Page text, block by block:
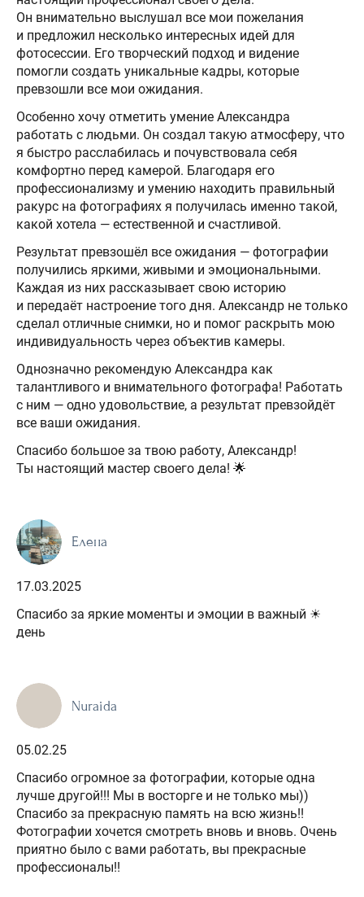
Он внимательно выслушал все мои пожелания
и предложил несколько интересных идей для
фотосессии. Его творческий подход и видение
помогли создать уникальные кадры, которые
превзошли все мои ожидания.
Особенно хочу отметить умение Александра
работать с людьми. Он создал такую атмосферу, что
я быстро расслабилась и почувствовала себя
комфортно перед камерой. Благодаря его
профессионализму и умению находить правильный
ракурс на фотографиях я получилась именно такой,
какой хотела — естественной и счастливой.
Результат превзошёл все ожидания — фотографии
получились яркими, живыми и эмоциональными.
Каждая из них рассказывает свою историю
и передаёт настроение того дня. Александр не только
сделал отличные снимки, но и помог раскрыть мою
индивидуальность через объектив камеры.
Однозначно рекомендую Александра как
талантливого и внимательного фотографа! Работать
с ним — одно удовольствие, а результат превзойдёт
все ваши ожидания.
Спасибо большое за твою работу, Александр!
Ты настоящий мастер своего дела! 🌟
Елена
17.03.2025
Спасибо за яркие моменты и эмоции в важный ☀
день
Nuraida
05.02.25
Спасибо огромное за фотографии, которые одна
лучше другой!!! Мы в восторге и не только мы))
Спасибо за прекрасную память на всю жизнь!!
Фотографии хочется смотреть вновь и вновь. Очень
приятно было с вами работать, вы прекрасные
профессионалы!!